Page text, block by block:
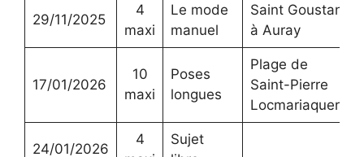
29/11/2025
4
maxi
Le mode
manuel
Saint Goustan
à Auray
17/01/2026
10
maxi
Poses
longues
Plage de
Saint-Pierre
Locmariaquer
24/01/2026
4
Sujet